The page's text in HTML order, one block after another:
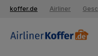
Zur
koffer.de Airliner